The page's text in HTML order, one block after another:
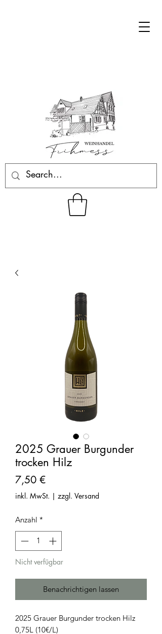
2025 Grauer Burgunder
trocken Hilz
7,50 €Preis
inkl. MwSt. | zzgl. Versand
Anzahl *
Nicht verfügbar
Benachrichtigen lassen
2025 Grauer Burgunder trocken Hilz
0,75L (10€/L)